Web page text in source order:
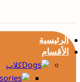
الرئيسية
الأقسام
كلاب